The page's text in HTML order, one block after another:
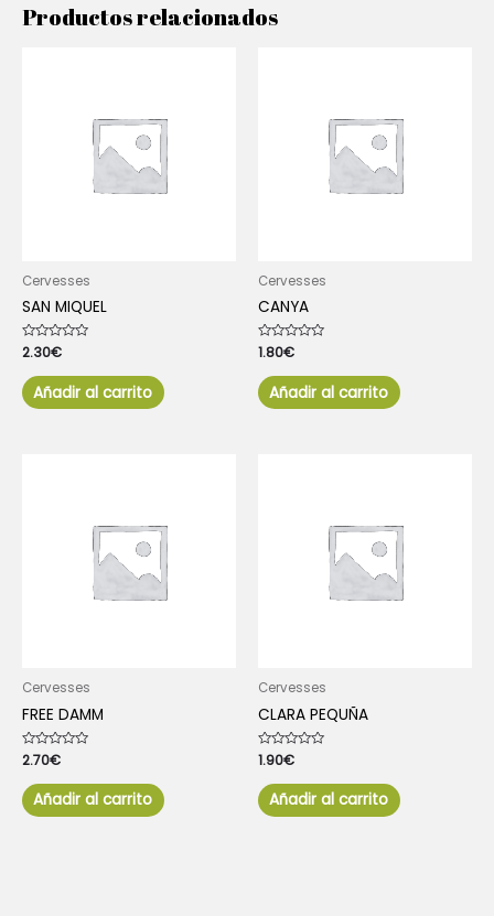
Productos relacionados
Cervesses
SAN MIQUEL
Valorado
con
de
5
2.30€
Añadir al carrito
Cervesses
CANYA
Valorado
con
de
5
1.80€
Añadir al carrito
Cervesses
FREE DAMM
Valorado
con
de
5
2.70€
Añadir al carrito
Cervesses
CLARA PEQUÑA
Valorado
con
de
5
1.90€
Añadir al carrito